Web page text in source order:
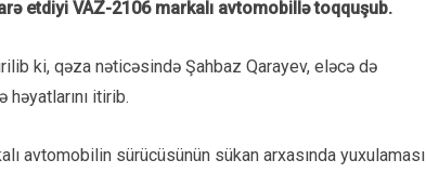
etdiyi VAZ-2106 markalı avtomobillə toqquşub.
ki, qəza nəticəsində Şahbaz Qarayev, eləcə də
itirib.
avtomobilin sürücüsünün sükan arxasında yuxulaması